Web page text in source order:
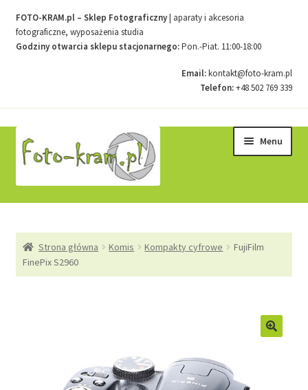
FOTO-KRAM.pl – Sklep Fotograficzny| aparaty i akcesoria
fotograficzne, wyposażenia studia
Godziny otwarcia sklepu stacjonarnego:Pon.-Piat. 11:00-18:00
Email:kontakt@foto-kram.pl
Telefon:+48 502 769 339
do
nawigacji
do
treści
Menu
Kontakt
Strona główna Komis Kompakty cyfrowe
FujiFilm
FinePix S2960